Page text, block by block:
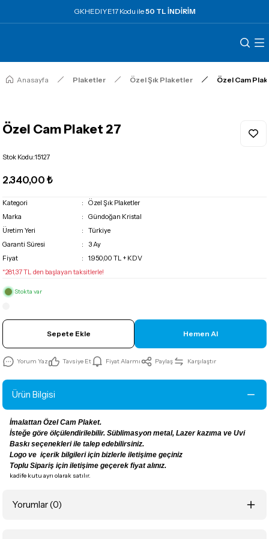
GKHEDIYE17 Kodu ile50 TL İNDİRİM
Anasayfa Plaketler Özel Şık Plaketler Özel Cam
Özel Cam Plaket 27
Stok Kodu:15127
2.340,00 ₺
Kategori
Özel Şık Plaketler
Marka
Gündoğan Kristal
Üretim Yeri
Türkiye
Garanti Süresi
3 Ay
Fiyat
1.950,00 TL + KDV
*281,37 TL den başlayan taksitlerle!
Stokta var
Sepete Ekle Hemen Al
Yorum Yaz Tavsiye Et Fiyat Alarmı Paylaş Karşılaştır
Ürün Bilgisi
İmalattan Özel Cam Plaket.
İsteğe göre ölçülendirilebilir. Süblimasyon metal, Lazer kazıma ve Uvi
Baskı seçenekleri ile talep edebilirsiniz.
Logo ve içerik bilgileri için bizlerle iletişime geçiniz
Toplu Sipariş için iletişime geçerek fiyat alınız.
kadife kutu ayrı olarak satılır.
Yorumlar (0)